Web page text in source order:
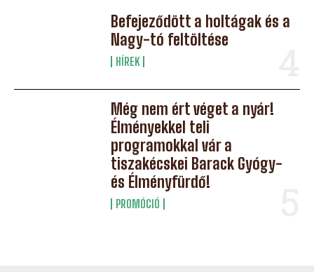
Befejeződött a holtágak és a
Nagy-tó feltöltése
HÍREK
Még nem ért véget a nyár!
Élményekkel teli
programokkal vár a
tiszakécskei Barack Gyógy-
és Élményfürdő!
PROMÓCIÓ